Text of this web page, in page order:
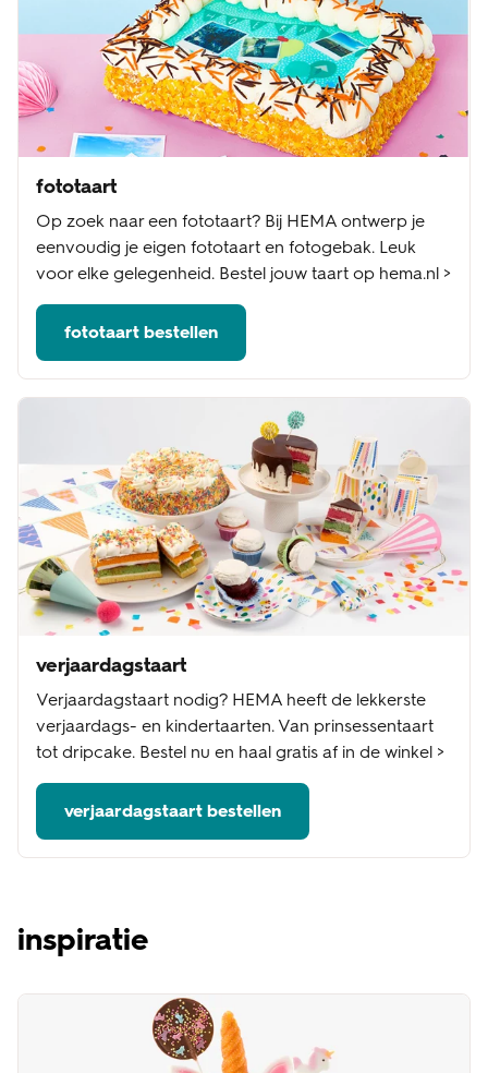
fototaart
Op zoek naar een fototaart? Bij HEMA ontwerp je
eenvoudig je eigen fototaart en fotogebak. Leuk
voor elke gelegenheid. Bestel jouw taart op hema.nl >
fototaart bestellen
verjaardagstaart
Verjaardagstaart nodig? HEMA heeft de lekkerste
verjaardags- en kindertaarten. Van prinsessentaart
tot dripcake. Bestel nu en haal gratis af in de winkel >
verjaardagstaart bestellen
inspiratie